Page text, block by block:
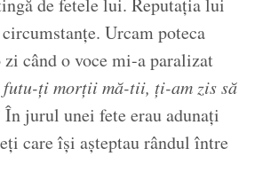
de fetele lui. Reputația lui
Urcam poteca
când o voce mi-a paralizat
futu-ți morții mă-tii, ți-am zis să
În jurul unei fete erau adunați
care își așteptau rândul între